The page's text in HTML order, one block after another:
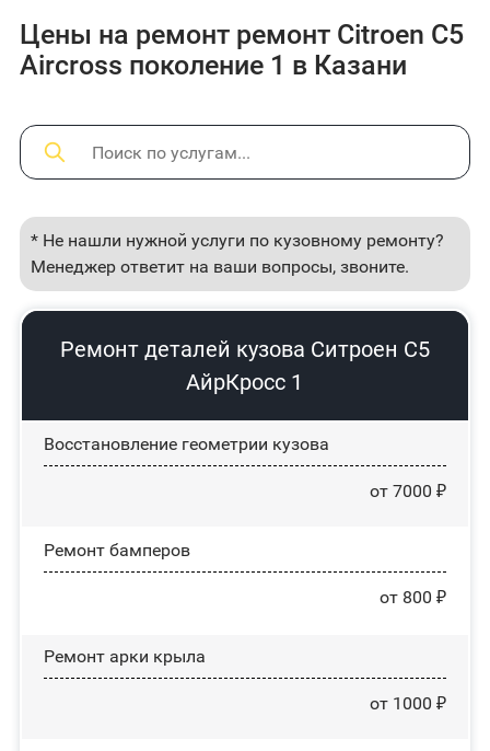
Цены на ремонт ремонт Citroen C5
Aircross поколение 1 в Казани
* Не нашли нужной услуги по кузовному ремонту?
Менеджер ответит на ваши вопросы, звоните.
Ремонт деталей кузова Ситроен С5
АйрКросс 1
Восстановление геометрии кузова
от 7000 ₽
Ремонт бамперов
от 800 ₽
Ремонт арки крыла
от 1000 ₽